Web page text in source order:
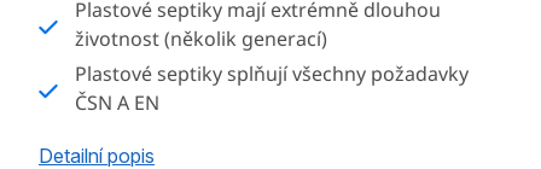
Plastové septiky mají extrémně dlouhou
životnost (několik generací)
Plastové septiky splňují všechny požadavky
ČSN A EN
Detailní popis